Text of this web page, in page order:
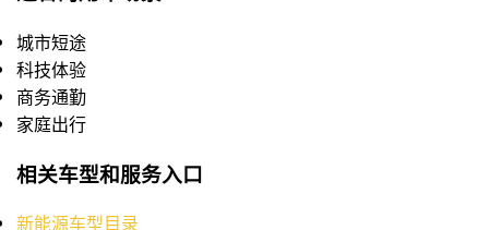
城市短途
科技体验
商务通勤
家庭出行
相关车型和服务入口
新能源车型目录